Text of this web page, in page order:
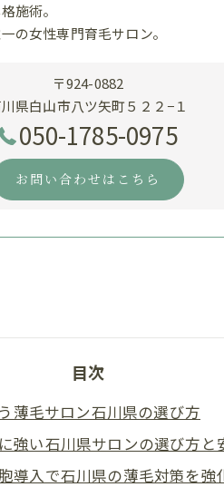
施術。
の女性専門育毛サロン。
〒924-0882
県白山市八ツ矢町５２２−１
050-1785-0975
お問い合わせはこちら
目次
薄毛サロン石川県の選び方
強い石川県サロンの選び方と
導入で石川県の薄毛対策を強